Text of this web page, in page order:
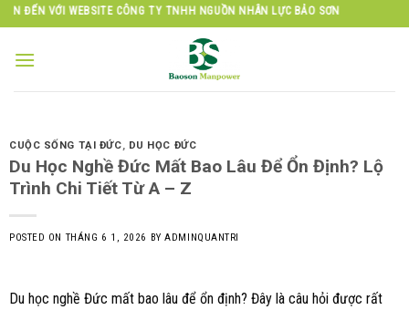
Skip
to
content
CÔNG TY TNHH NGUỒN NHÂN LỰC BẢO SƠN
CUỘC SỐNG TẠI ĐỨC, DU HỌC ĐỨC
Du Học Nghề Đức Mất Bao Lâu Để Ổn Định? Lộ
Trình Chi Tiết Từ A – Z
POSTED ON THÁNG 6 1, 2026 BYADMINQUANTRI
Du học nghề Đức mất bao lâu để ổn định? Đây là câu hỏi được rất